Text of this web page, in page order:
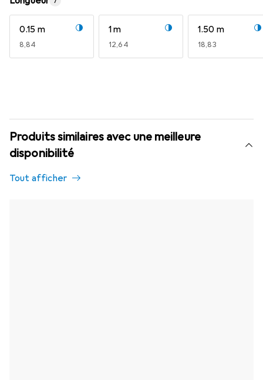
0.15 m
EUR
8,84
1 m
EUR
12,64
1.50 m
EUR
18,83
Produits similaires avec une meilleure
disponibilité
Tout afficher